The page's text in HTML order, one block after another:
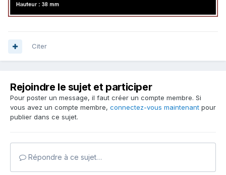
Citer
Rejoindre le sujet et participer
Pour poster un message, il faut créer un compte membre. Si
vous avez un compte membre, connectez-vous maintenant pour
publier dans ce sujet.
Répondre à ce sujet…